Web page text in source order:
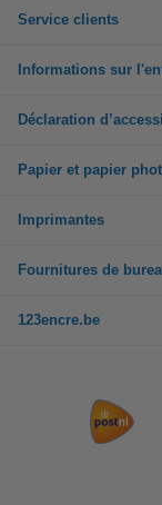
Service clients
Informations sur
Déclaration
Papier et papier
Imprimantes
Fournitures de
123encre.be